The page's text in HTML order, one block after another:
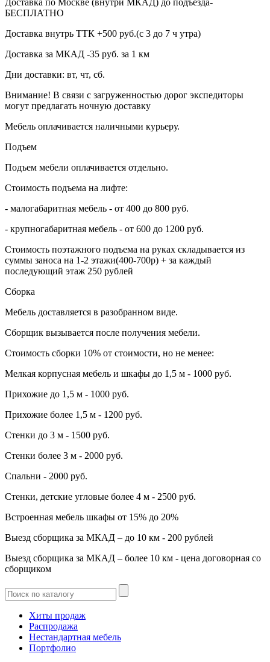
БЕСПЛАТНО
Доставка внутрь ТТК +500 руб.(с 3 до 7 ч утра)
Доставка за МКАД -35 руб. за 1 км
Дни доставки: вт, чт, сб.
Внимание! В связи с загруженностью дорог экспедиторы
могут предлагать ночную доставку
Мебель оплачивается наличными курьеру.
Подъем
Подъем мебели оплачивается отдельно.
Стоимость подъема на лифте:
- малогабаритная мебель - от 400 до 800 руб.
- крупногабаритная мебель - от 600 до 1200 руб.
Стоимость поэтажного подъема на руках складывается из
суммы заноса на 1-2 этажи(400-700р) + за каждый
последующий этаж 250 рублей
Сборка
Мебель доставляется в разобранном виде.
Сборщик вызывается после получения мебели.
Стоимость сборки 10% от стоимости, но не менее:
Мелкая корпусная мебель и шкафы до 1,5 м - 1000 руб.
Прихожие до 1,5 м - 1000 руб.
Прихожие более 1,5 м - 1200 руб.
Стенки до 3 м - 1500 руб.
Стенки более 3 м - 2000 руб.
Спальни - 2000 руб.
Стенки, детские угловые более 4 м - 2500 руб.
Встроенная мебель шкафы от 15% до 20%
Выезд сборщика за МКАД – до 10 км - 200 рублей
Выезд сборщика за МКАД – более 10 км - цена договорная со
сборщиком
Хиты продаж
Распродажа
Нестандартная мебель
Портфолио